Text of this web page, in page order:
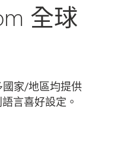
全球
家/地區均提供
言喜好設定。